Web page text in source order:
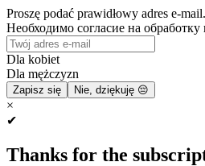
Proszę podać prawidłowy adres e-mail.
Необходимо согласие на
Dla kobiet
Dla mężczyzn
Zapisz się Nie, dziękuję 😔
×
✔
Thanks for the